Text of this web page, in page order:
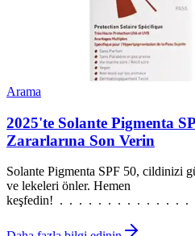
Arama
2025'te Solante Pigmenta
Zararlarına Son Verin
Solante Pigmenta SPF 50, cildinizi
ve lekeleri önler. Hemen
keşfedin! . . . . . . . . . . . . .